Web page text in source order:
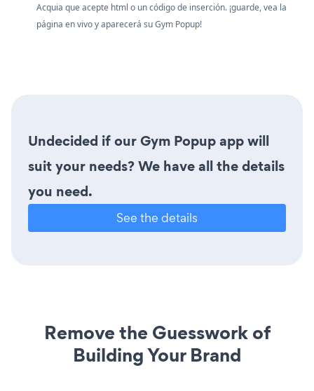
Acquia que acepte html o un código de inserción. ¡guarde, vea la
página en vivo y aparecerá su Gym Popup!
Undecided if our Gym Popup app will
suit your needs? We have all the details
you need.
See the details
Remove the Guesswork of
Building Your Brand